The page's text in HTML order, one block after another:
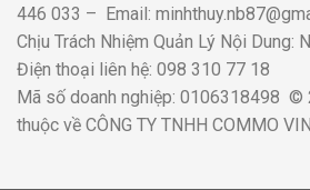
446 033 – Email:
Chịu Trách Nhiệm Quản Lý Nội Dung:
Điện thoại liên hệ: 098 310 77 18
Mã số doanh nghiệp: 0106318498 ©
thuộc về CÔNG TY TNHH COMMO